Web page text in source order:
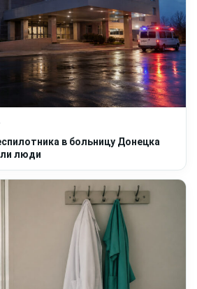
в больницу Донецка
люди